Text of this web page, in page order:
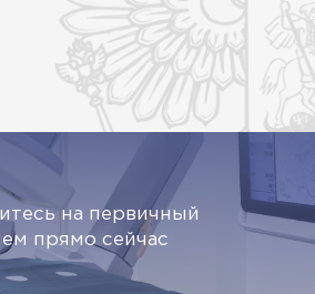
на первичный
прямо сейчас